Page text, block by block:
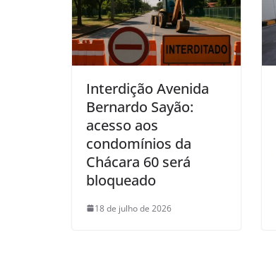
Interdição Avenida
Bernardo Sayão:
acesso aos
condomínios da
Chácara 60 será
bloqueado
18 de julho de 2026